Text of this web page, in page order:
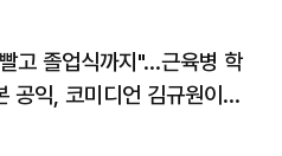
고 졸업식까지"…근육병 학
공익, 코미디언 김규원이었